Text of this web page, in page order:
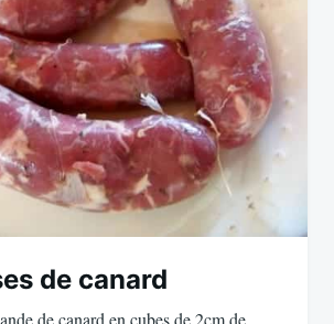
de canard
de canard en cubes de 2cm de